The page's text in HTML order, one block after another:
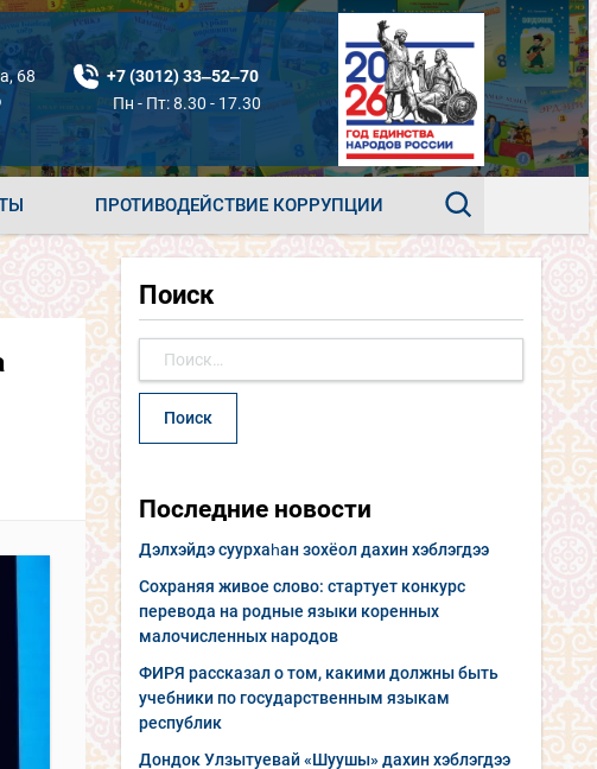
68
+7 (3012) 33‒52‒70
Пн - Пт: 8.30 - 17.30
ПРОТИВОДЕЙСТВИЕ КОРРУПЦИИ
Поиск
Последние новости
Дэлхэйдэ суурхаһан зохёол дахин хэблэгдээ
Сохраняя живое слово: стартует конкурс
перевода на родные языки коренных
малочисленных народов
ФИРЯ рассказал о том, какими должны быть
учебники по государственным языкам
республик
Дондок Улзытуевай «Шуушы» дахин хэблэгдээ